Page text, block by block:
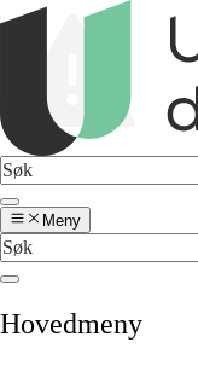
Meny
Hovedmeny